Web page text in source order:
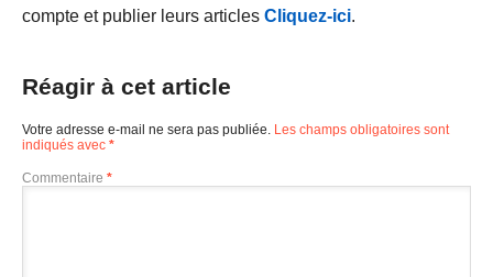
compte et publier leurs articles Cliquez-ici.
Réagir à cet article
Votre adresse e-mail ne sera pas publiée. Les champs obligatoires sont
indiqués avec *
Commentaire *